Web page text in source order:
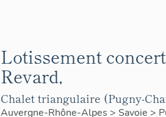
Lotissement
Revard,
Chalet triangulaire (Pugny-
Auvergne-Rhône-Alpes > Savoie >